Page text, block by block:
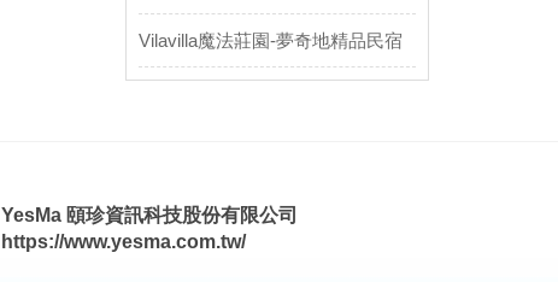
Vilavilla魔法莊園-夢奇地精品民宿
YesMa 頤珍資訊科技股份有限公司
https://www.yesma.com.tw/